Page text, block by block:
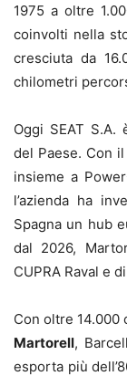
1975 a oltre
coinvolti nella
cresciuta da
chilometri
Oggi SEAT
del Paese. Con
insieme a
l’azienda ha
Spagna un hub
dal 2026,
CUPRA Raval e
Con oltre
Martorell,
esporta più